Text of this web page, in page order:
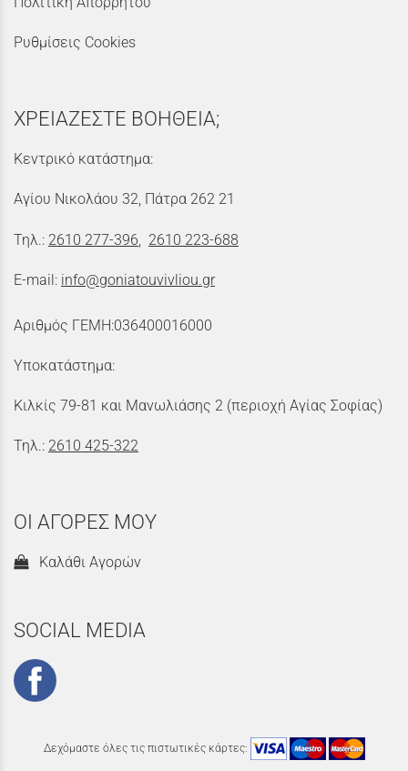
Ρυθμίσεις Cookies
ΧΡΕΙΑΖΕΣΤΕ ΒΟΗΘΕΙΑ;
Κεντρικό κατάστημα:
Αγίου Νικολάου 32, Πάτρα 262 21
Τηλ.: 2610 277-396 2610 223-688
E-mail: info@goniatouvivliou.gr
Αριθμός ΓΕΜΗ:036400016000
Υποκατάστημα:
Κιλκίς 79-81 και Μανωλιάσης 2 (περιοχή Αγίας Σοφίας)
Τηλ.: 2610 425-322
ΟΙ ΑΓΟΡΕΣ ΜΟΥ
Καλάθι Αγορών
SOCIAL MEDIA
Δεχόμαστε όλες τις πιστωτικές κάρτες: